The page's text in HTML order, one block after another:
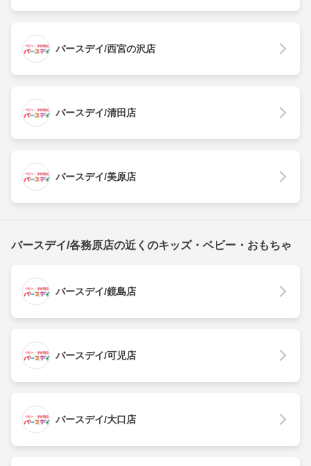
バースデイ/西宮の沢店
バースデイ/清田店
バースデイ/美原店
バースデイ/各務原店の近くのキッズ・ベビー・おもちゃ
バースデイ/鏡島店
バースデイ/可児店
バースデイ/大口店